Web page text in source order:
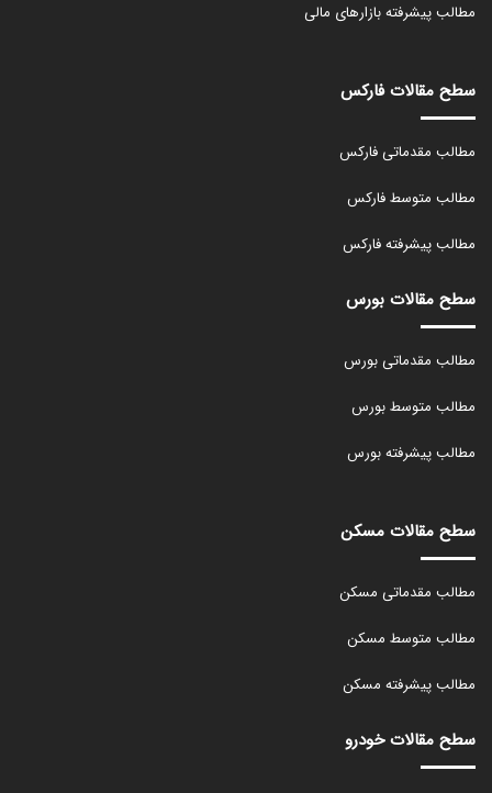
مطالب پیشرفته بازارهای مالی
سطح مقالات فارکس
مطالب مقدماتی فارکس
مطالب متوسط فارکس
مطالب پیشرفته فارکس
سطح مقالات بورس
مطالب مقدماتی بورس
مطالب متوسط بورس
مطالب پیشرفته بورس
سطح مقالات مسکن
مطالب مقدماتی مسکن
مطالب متوسط مسکن
مطالب پیشرفته مسکن
سطح مقالات خودرو